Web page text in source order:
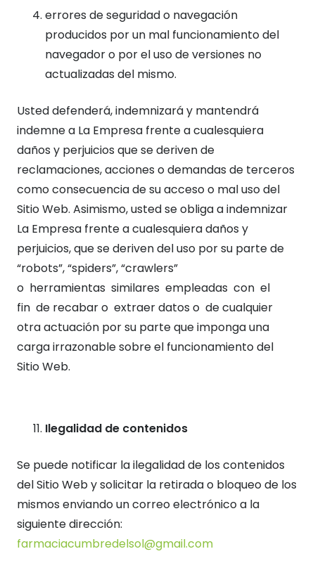
errores de seguridad o navegación
producidos por un mal funcionamiento del
navegador o por el uso de versiones no
actualizadas del mismo.
Usted defenderá, indemnizará y mantendrá
indemne a La Empresa frente a cualesquiera
daños y perjuicios que se deriven de
reclamaciones, acciones o demandas de terceros
como consecuencia de su acceso o mal uso del
Sitio Web. Asimismo, usted se obliga a indemnizar
La Empresa frente a cualesquiera daños y
perjuicios, que se deriven del uso por su parte de
“robots”, “spiders”, “crawlers”
o herramientas similares empleadas con el
fin de recabar o extraer datos o de cualquier
otra actuación por su parte que imponga una
carga irrazonable sobre el funcionamiento del
Sitio Web.
Ilegalidad de contenidos
Se puede notificar la ilegalidad de los contenidos
del Sitio Web y solicitar la retirada o bloqueo de los
mismos enviando un correo electrónico a la
siguiente dirección:
farmaciacumbredelsol@gmail.com